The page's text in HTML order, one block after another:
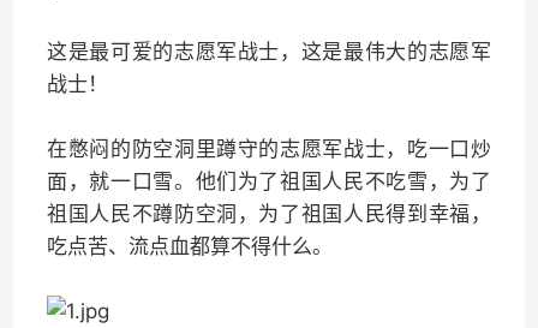
这是最可爱的志愿军战士，这是最伟大的志愿军
战士！
在憋闷的防空洞里蹲守的志愿军战士，吃一口炒
面，就一口雪。他们为了祖国人民不吃雪，为了
祖国人民不蹲防空洞，为了祖国人民得到幸福，
吃点苦、流点血都算不得什么。